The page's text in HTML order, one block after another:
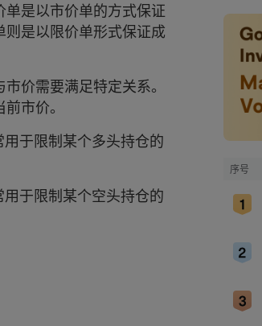
是以市价单的方式保证
是以限价单形式保证成
价需要满足特定关系。
市价。
于限制某个多头持仓的
于限制某个空头持仓的
序号